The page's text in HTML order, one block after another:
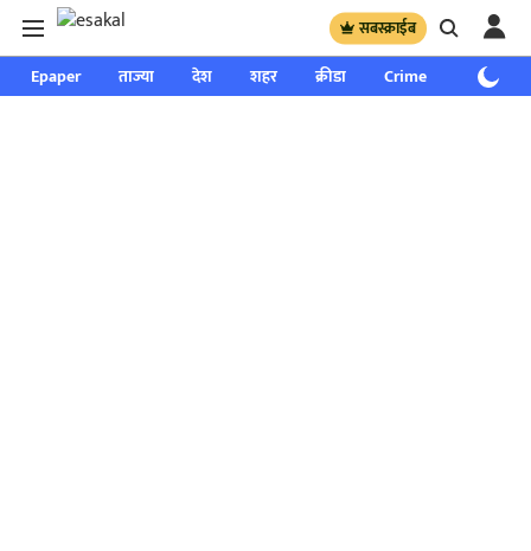
सबस्क्राईब
Epaper ताज्या देश शहर क्रीडा Crime साप्ताहिक